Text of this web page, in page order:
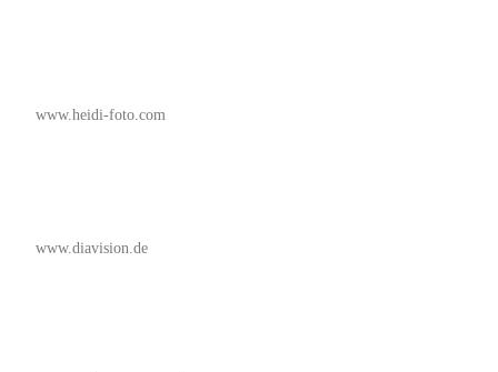
www.heidi-foto.com
www.diavision.de